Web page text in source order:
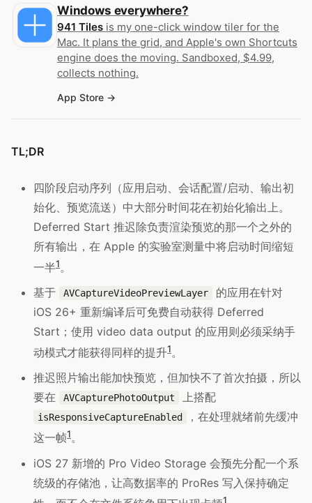
Windows everywhere?
941 Tiles is my one-click window tiler for the
Mac. It plans the grid, and Apple's own Shortcuts
engine does the moving. Sandboxed, $4.99,
collects nothing.
App Store
TL;DR
四阶段启动序列（应用启动、会话配置/启动、输出初
始化、预览流送）中大部分时间花在初始化输出上。
Deferred Start 推迟除负责渲染预览的那一个之外的
所有输出，在 Apple 的实验室测量中将启动时间缩短
一半1。
基于
AVCaptureVideoPreviewLayer
的应用在针对
iOS 26+ 重新编译后可免费自动获得 Deferred
Start；使用 video data output 的应用则必须采纳手
动模式才能获得同样的提升1。
推迟照片输出能加快预览，但加快不了首次拍摄，所以
要在
AVCapturePhotoOutput 上搭配
isResponsiveCaptureEnabled
，在处理就绪前先缓冲
这一帧1。
iOS 27 新增的 Pro Video Storage 会预先分配一个系
统级的存储池，让高数据率的 ProRes 写入保持确定
1